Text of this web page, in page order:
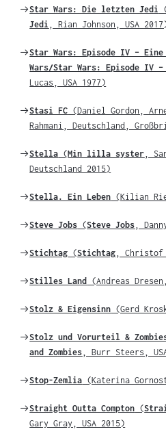
Weiter
zu
Star Wars: Die letzten Jedi
Jedi , Rian Johnson, USA
Weiter
zu
Star Wars: Episode IV – Eine
Wars/Star Wars: Episode IV –
Lucas, USA 1977)
Weiter
zu
Stasi FC (Daniel Gordon,
Rahmani, Deutschland,
Weiter
zu
Stella (Min lilla syster ,
Deutschland 2015)
Weiter
Stella. Ein Leben (Kilian
Weiter
Steve Jobs (Steve Jobs ,
Weiter
Stichtag (Stichtag ,
Weiter
Stilles Land (Andreas
Weiter
Stolz & Eigensinn (Gerd
Weiter
zu
Stolz und Vorurteil &
and Zombies , Burr Steers,
Weiter
Stop-Zemlia (Katerina
Weiter
zu
Straight Outta Compton (
Gary Gray, USA 2015)